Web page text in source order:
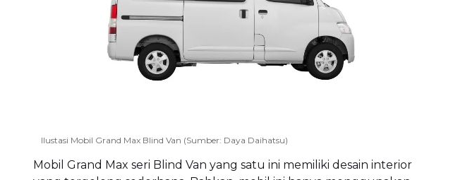
Ilustasi Mobil Grand Max Blind Van (Sumber: Daya Daihatsu)
Mobil Grand Max seri Blind Van yang satu ini memiliki desain interior